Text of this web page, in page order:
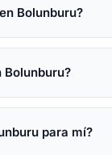
Bolunburu?
Bolunburu?
para mí?